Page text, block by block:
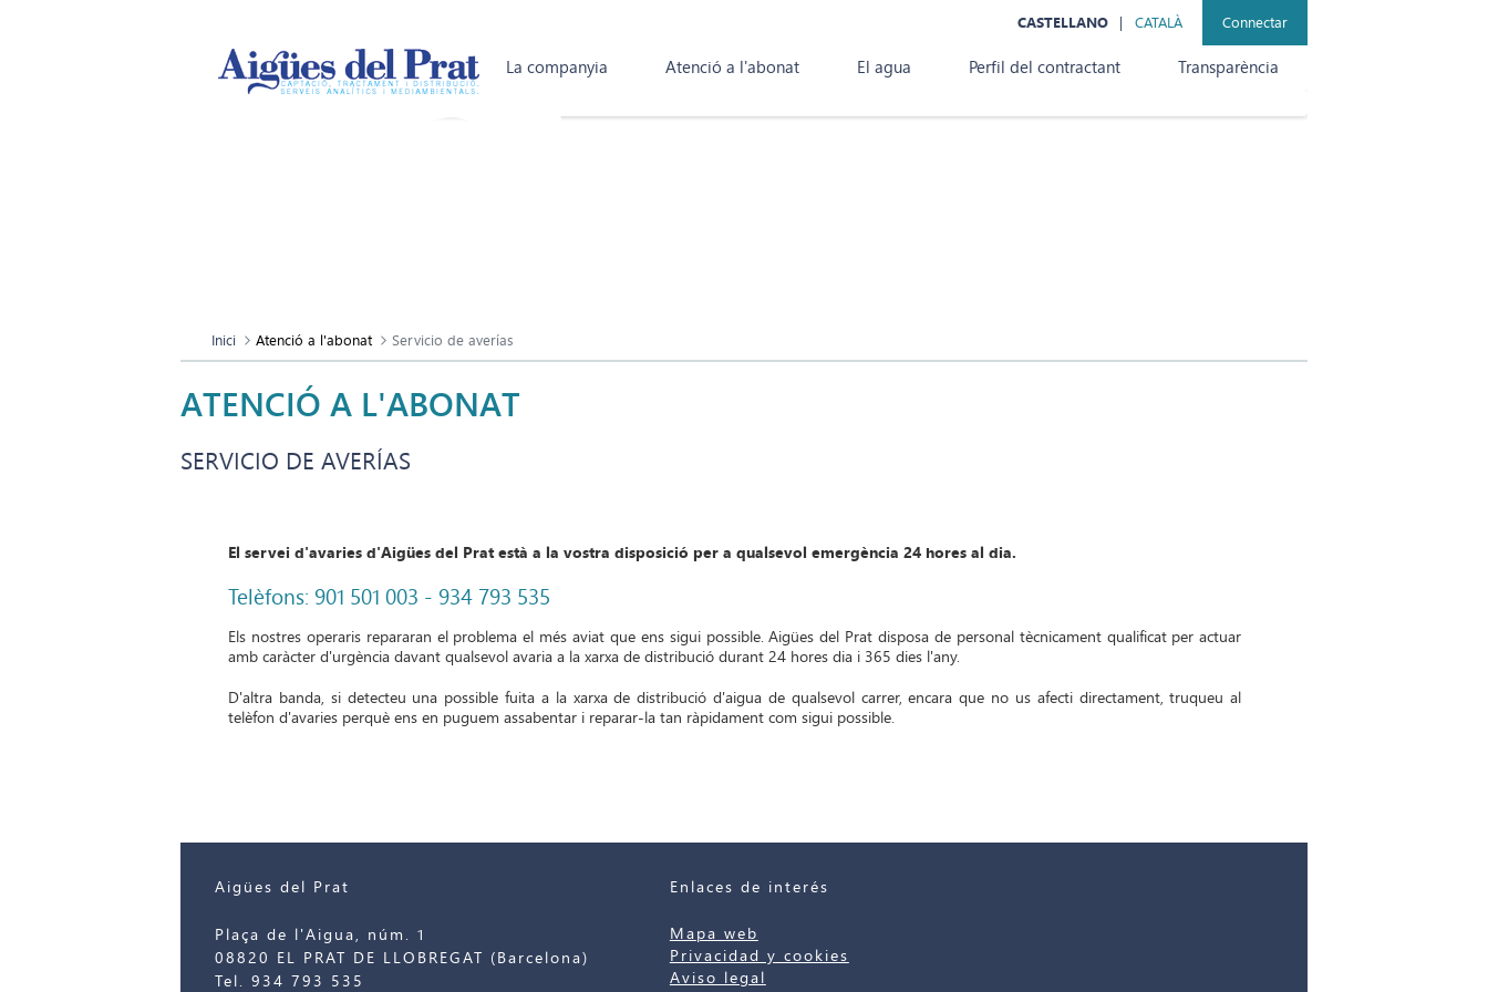
Connectar
CASTELLANO CATALÀ
La companyia Atenció a l'abonat El agua Perfil del contractant Transparència
Inici Atenció a l'abonat Servicio de averías
ATENCIÓ A L'ABONAT
SERVICIO DE AVERÍAS
El servei d'avaries d'Aigües del Prat està a la vostra disposició per a qualsevol emergència 24 hores al dia.
Telèfons: 901 501 003 - 934 793 535
Els nostres operaris repararan el problema el més aviat que ens sigui possible. Aigües del Prat disposa de personal tècnicament qualificat per actuar
amb caràcter d'urgència davant qualsevol avaria a la xarxa de distribució durant 24 hores dia i 365 dies l'any.
D'altra banda, si detecteu una possible fuita a la xarxa de distribució d'aigua de qualsevol carrer, encara que no us afecti directament, truqueu al
telèfon d'avaries perquè ens en puguem assabentar i reparar-la tan ràpidament com sigui possible.
Aigües del Prat
Plaça de l'Aigua, núm. 1
08820 EL PRAT DE LLOBREGAT (Barcelona)
Tel. 934 793 535
Enlaces de interés
Mapa web
Privacidad y cookies
Aviso legal